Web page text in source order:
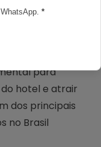
seus
los
para
hotel e atrair
dos principais
no Brasil
*